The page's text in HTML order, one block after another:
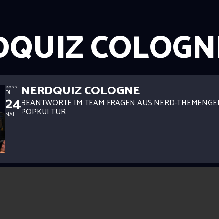
2022
DI
24
MAI
NERDQUIZ COLOGNE
BEANTWORTE IM TEAM FRAGEN AUS NERD-
POPKULTUR